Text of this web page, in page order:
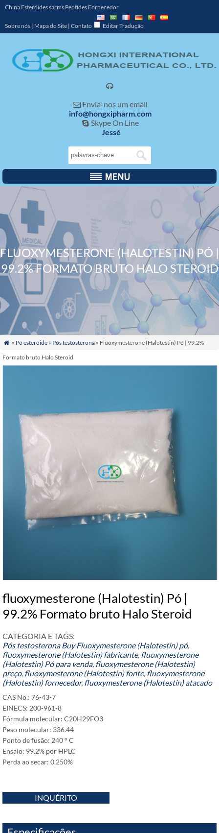
China Esteróides sarms Peptides Fornecedor
Sobre nós | Mapa do Site | Contato Editar Tradução

 Envia-nos um email
info@hongxipharm.com
 Skype On Line
Jessé
FLUOXYMESTERONE (HALOTESTIN) PÓ |
99.2% FORMATO BRUTO HALO STEROID
 » Pó esteróide» Pós testosterona » Fluoxymesterone(Halotestin) Pó | 99.2%
Formato bruto Halo Steroid
fluoxymesterone (Halotestin) Pó |
99.2% Formato bruto Halo Steroid
CATEGORIA E TAGS:
Pós testosterona Buy Fluoxymesterone(Halotestin) pó,
fluoxymesterone (Halotestin) fabricante, fluoxymesterone
(Halotestin) Pó para venda, fluoxymesterone (Halotestin)
preço, fluoxymesterone (Halotestin) fonte, fluoxymesterone
(Halotestin) fornecedor, fluoxymesterone (Halotestin) atacado
CAS No.: 76-43-7
EINECS: 200-961-8
Fórmula molecular: C20H29FO3
Peso molecular: 336.44
Ponto de fusão: 240 ° C
Ensaio: 99.2% por HPLC
Perda ao secar: 0.250%
INQUÉRITO